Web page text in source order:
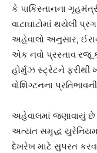
કે પાકિસ્તાનના
વાટાઘાટોમાં થયેલી
અહેવાલો અનુસાર,
એક નવો પ્રસ્તાવ રજૂ
હોર્મુઝ સ્ટ્રેટને ફરીથી
વોશિંગ્ટનના
અહેવાલમાં જણાવાયું છે
અત્યંત સમૃદ્ધ યુરેનિયમ
દેખરેખ માટે સુપરત